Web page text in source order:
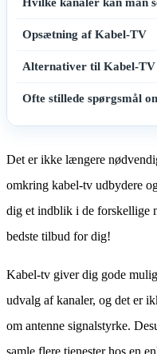
Opsætning af Kabel-TV
Alternativer til Kabel-TV
Ofte stillede spørgsmål
Det er ikke længere
omkring kabel-tv udbydere
dig et indblik i de forskellige
bedste tilbud for dig!
Kabel-tv giver dig gode
udvalg af kanaler, og det er
om antenne signalstyrke.
samle flere tjenester hos en